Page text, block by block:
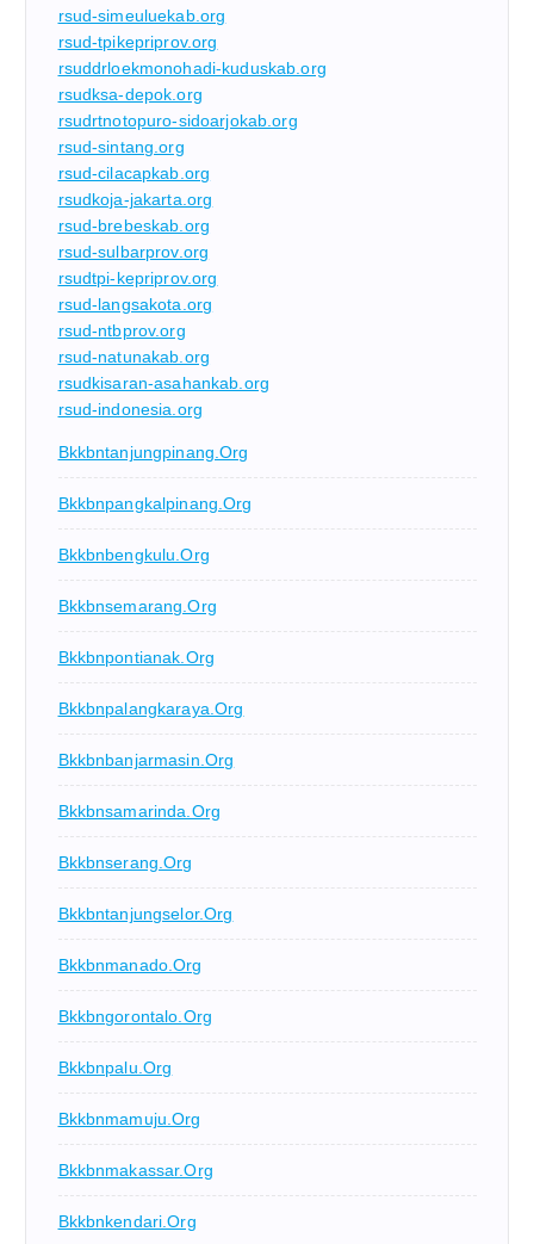
rsud-simeuluekab.org
rsud-tpikepriprov.org
rsuddrloekmonohadi-kuduskab.org
rsudksa-depok.org
rsudrtnotopuro-sidoarjokab.org
rsud-sintang.org
rsud-cilacapkab.org
rsudkoja-jakarta.org
rsud-brebeskab.org
rsud-sulbarprov.org
rsudtpi-kepriprov.org
rsud-langsakota.org
rsud-ntbprov.org
rsud-natunakab.org
rsudkisaran-asahankab.org
rsud-indonesia.org
Bkkbntanjungpinang.org
Bkkbnpangkalpinang.org
Bkkbnbengkulu.org
Bkkbnsemarang.org
Bkkbnpontianak.org
Bkkbnpalangkaraya.org
Bkkbnbanjarmasin.org
Bkkbnsamarinda.org
Bkkbnserang.org
Bkkbntanjungselor.org
Bkkbnmanado.org
Bkkbngorontalo.org
Bkkbnpalu.org
Bkkbnmamuju.org
Bkkbnmakassar.org
Bkkbnkendari.org